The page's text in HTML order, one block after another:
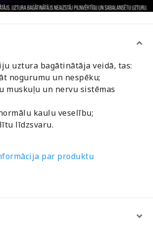
uztura bagātinātāja veidā, tas:
nogurumu un nespēku;
muskuļu un nervu sistēmas
kaulu veselību;
līdzsvaru.
par produktu